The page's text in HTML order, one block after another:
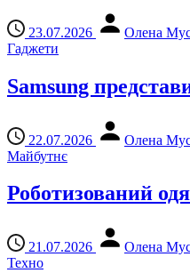
23.07.2026
Олена
Гаджети
Samsung
22.07.2026
Олена
Майбутнє
Роботизований
21.07.2026
Олена
Техно